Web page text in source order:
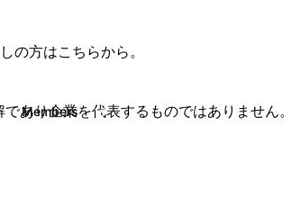
方はこちらから。
あり企業を代表するものではありません。
Members 116